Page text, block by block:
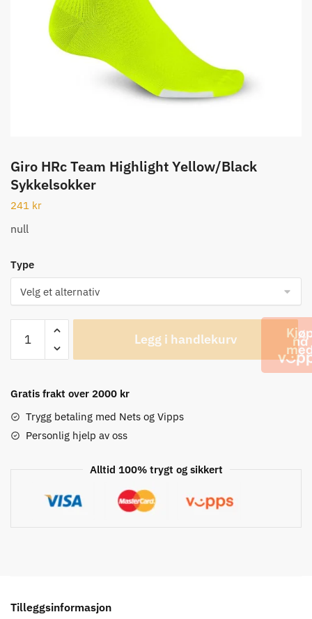
Giro HRc Team Highlight Yellow/Black
Sykkelsokker
241 kr
null
Type
HRc
Team
Yellow/Black
Sykkelsokker
Legg i handlekurv
Gratis frakt over 2000 kr
Trygg betaling med Nets og Vipps
Personlig hjelp av oss
Alltid 100% trygt og sikkert
Tilleggsinformasjon